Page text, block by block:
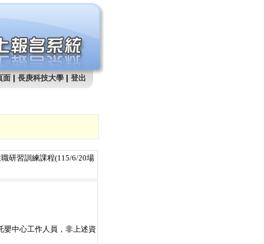
面 長庚科技大學 登出
研習訓練課程(115/6/20場
嬰中心工作人員，非上述資